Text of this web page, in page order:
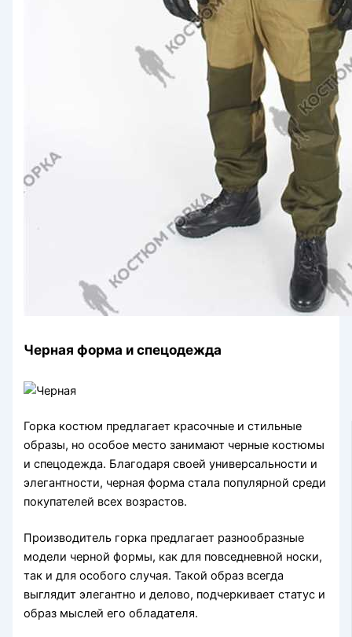
Черная форма и спецодежда
Горка костюм предлагает красочные и стильные
образы, но особое место занимают черные костюмы
и спецодежда. Благодаря своей универсальности и
элегантности, черная форма стала популярной среди
покупателей всех возрастов.
Производитель горка предлагает разнообразные
модели черной формы, как для повседневной носки,
так и для особого случая. Такой образ всегда
выглядит элегантно и делово, подчеркивает статус и
образ мыслей его обладателя.